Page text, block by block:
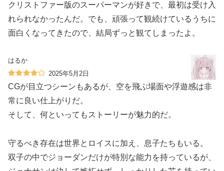
クリストファー版のスーパーマンが好きで、最初は受け入
れられなかったんだ。でも、頑張って観続けているうちに
面白くなってきたので、結局ずっと観てしまったよ。
はるか
2025年5月2日
CGが目立つシーンもあるが、空を飛ぶ場面や浮遊感は非
常に良い仕上がりだ。
そして、何といってもストーリーが魅力的だ。
守るべき存在は世界とロイスに加え、息子たちもいる。
双子の中でジョーダンだけが特別な能力を持っているが、